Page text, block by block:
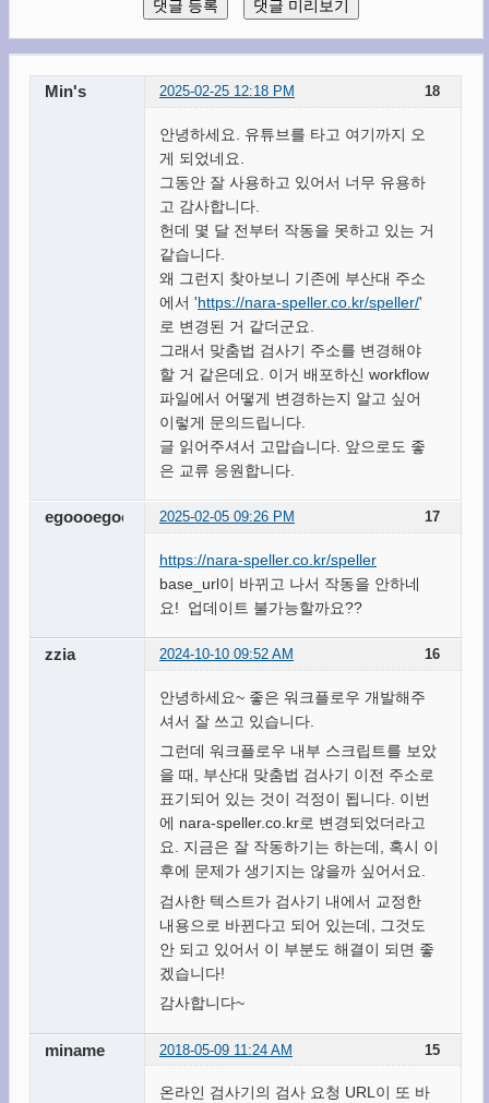
18
Min's 2025-02-25 12:18 PM
안녕하세요. 유튜브를 타고 여기까지 오
게 되었네요.
그동안 잘 사용하고 있어서 너무 유용하
고 감사합니다.
헌데 몇 달 전부터 작동을 못하고 있는 거
같습니다.
왜 그런지 찾아보니 기존에 부산대 주소
에서 'https://nara-speller.co.kr/speller/'
로 변경된 거 같더군요.
그래서 맞춤법 검사기 주소를 변경해야
할 거 같은데요. 이거 배포하신 workflow
파일에서 어떻게 변경하는지 알고 싶어
이렇게 문의드립니다.
글 읽어주셔서 고맙습니다. 앞으로도 좋
은 교류 응원합니다.
17
egoooegooo 2025-02-05 09:26 PM
https://nara-speller.co.kr/speller
base_url이 바뀌고 나서 작동을 안하네
요! 업데이트 불가능할까요??
16
zzia 2024-10-10 09:52 AM
안녕하세요~ 좋은 워크플로우 개발해주
셔서 잘 쓰고 있습니다.
그런데 워크플로우 내부 스크립트를 보았
을 때, 부산대 맞춤법 검사기 이전 주소로
표기되어 있는 것이 걱정이 됩니다. 이번
에 nara-speller.co.kr로 변경되었더라고
요. 지금은 잘 작동하기는 하는데, 혹시 이
후에 문제가 생기지는 않을까 싶어서요.
검사한 텍스트가 검사기 내에서 교정한
내용으로 바뀐다고 되어 있는데, 그것도
안 되고 있어서 이 부분도 해결이 되면 좋
겠습니다!
감사합니다~
15
miname 2018-05-09 11:24 AM
온라인 검사기의 검사 요청 URL이 또 바